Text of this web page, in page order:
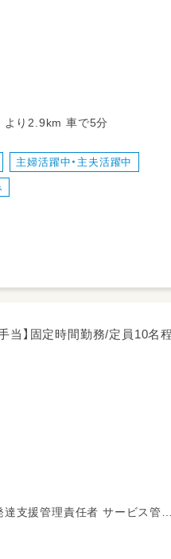
線 新鹿沼駅 より2.9km 車で5分
主婦活躍中・主夫活躍中
当】固定時間勤務/定員10名程
！